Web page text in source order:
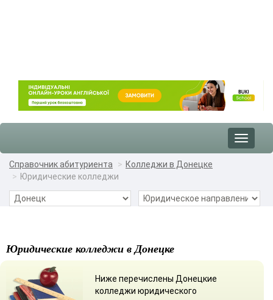
Toggle
Справочник абитуриента
Колледжи в Донецке
Юридические колледжи
Юридические колледжи в Донецке
Ниже перечислены Донецкие
колледжи юридического